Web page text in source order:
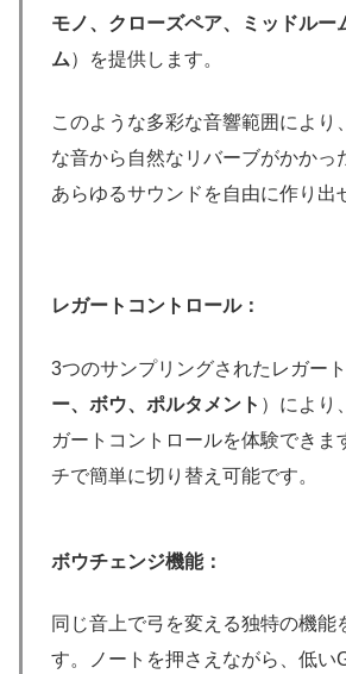
モノ、クローズペア、ミッドルー
ム）を提供します。
このような多彩な音響範囲により
な音から自然なリバーブがかかっ
あらゆるサウンドを自由に作り出
レガートコントロール：
3つのサンプリングされたレガー
ー、ボウ、ポルタメント ）により
ガートコントロールを体験できま
チで簡単に切り替え可能です。
ボウチェンジ機能：
同じ音上で弓を変える独特の機能
す。ノートを押さえながら、低い